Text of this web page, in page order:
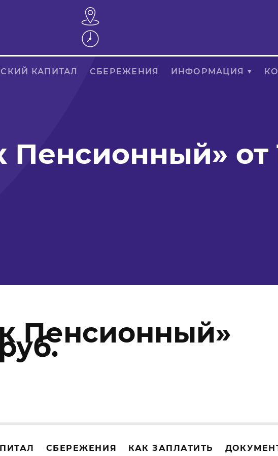
КАПИТАЛ СБЕРЕЖЕНИЯ ИНФОРМАЦИЯ ▼
Пенсионный» от
Пенсионный»
СБЕРЕЖЕНИЯ КАК ЗАПЛАТИТЬ